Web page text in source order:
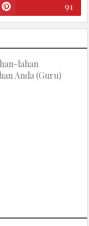
91
lahan
Anda (Guru)